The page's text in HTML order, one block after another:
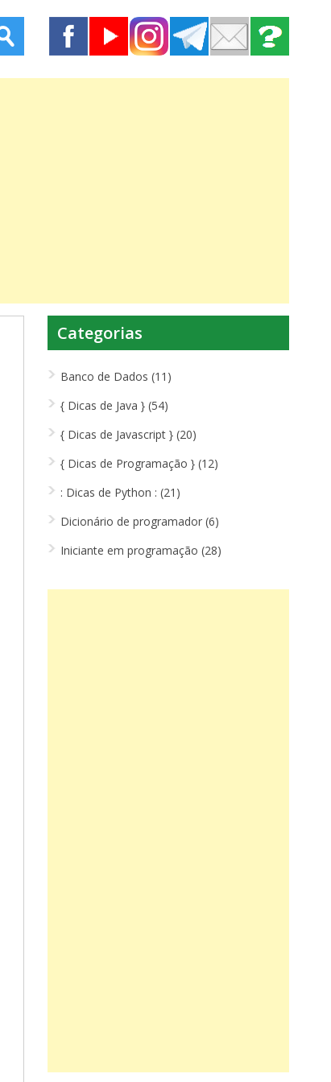
Categorias
Banco de Dados (11)
{ Dicas de Java } (54)
{ Dicas de Javascript } (20)
{ Dicas de Programação } (12)
: Dicas de Python : (21)
Dicionário de programador (6)
Iniciante em programação (28)